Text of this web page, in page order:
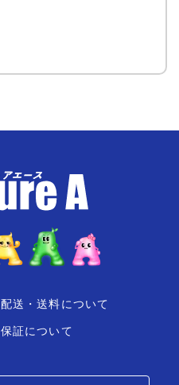
配送・送料について
保証について